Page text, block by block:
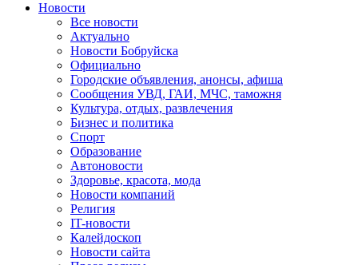
Новости
Все новости
Актуально
Новости Бобруйска
Официально
Городские объявления, анонсы, афиша
Сообщения УВД, ГАИ, МЧС, таможня
Культура, отдых, развлечения
Бизнес и политика
Спорт
Образование
Автоновости
Здоровье, красота, мода
Новости компаний
Религия
IT-новости
Калейдоскоп
Новости сайта